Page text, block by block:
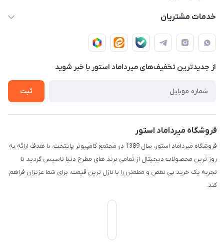
پایتخت - طبقه اول - واحد 172
صـفـحـه اصـلـی
دربـاره مـیـردامـاد اسـتـور
خدمات مشتریان
قـوانـیـن و مـقـررات
روش هـای پـرداخـت
تـیـکـت بـه پـشـتـیـبـانـی
از جدید‌ترین تخفیف‌های میرداماد استور با‌ خبر شوید
ثبت
فروشگاه میرداماد استور
فروشگاه میرداماد استور، سال 1389 در مجتمع کامپیوتر پایتخت، با هدف ارائه به
روز ترین محصولات دیجیتال از تمامی برند های مطرح دنیا تاسیس گردید تا
تجربه یک خرید بی نقص و مطمئن را با نازل ترین قیمت، برای شما عزیزان فراهم
کند.